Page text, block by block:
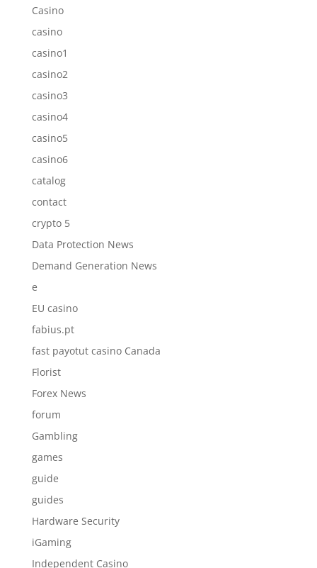
Casino
casino
casino1
casino2
casino3
casino4
casino5
casino6
catalog
contact
crypto 5
Data Protection News
Demand Generation News
e
EU casino
fabius.pt
fast payotut casino Canada
Florist
Forex News
forum
Gambling
games
guide
guides
Hardware Security
iGaming
Independent Casino